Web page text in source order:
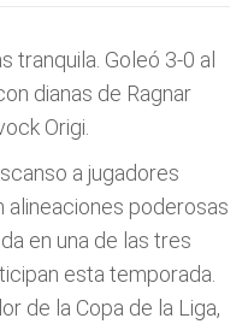
tranquila. Goleó 3-0 al
dianas de Ragnar
Origi.
a jugadores
alineaciones poderosas
en una de las tres
esta temporada.
de la Copa de la Liga,